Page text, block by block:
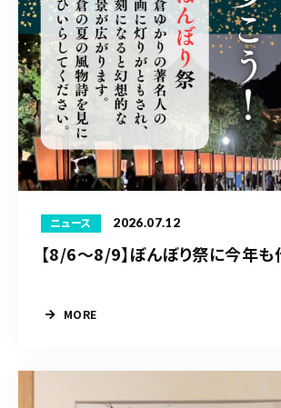
ニュース 2026.07.12
【8/6〜8/9】ぼんぼり祭に今年
MORE